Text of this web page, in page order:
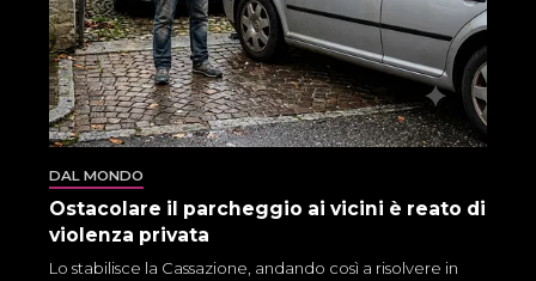
DAL MONDO
Ostacolare il parcheggio ai vicini è reato di
violenza privata
Lo stabilisce la Cassazione, andando così a risolvere in